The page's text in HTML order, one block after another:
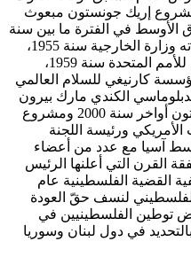
للأمم المتحدة سنة 1951، ومشروع إريك جونستون مبعوث
الأوسط في الفترة ما بين سنة
1953 و1955، ومشروع بريطاني أعدّته وزارة الخارجية سنة 1955،
ومشروع داغ همرشولد الأمين العام للأمم المتحدة سنة 1959،
كارنيغي للسلام العالمي
للدبلوماسي الكندي مارك بيرون
سنة 1993، وصولاً إلى رؤية بيل كلينتون أواخر سنة 2000 ومشروع
ورئيسة اللجنة
آسيا مع عدد من أعضاء
وأخيراً صفقة القرن التي أعلنها الرئيس
القضية الفلسطينية عام
الفلسطيني لنسف حقّ العودة
الدولي 194، وفرض توطين الفلسطينيين في
في دول لبنان وسوريا